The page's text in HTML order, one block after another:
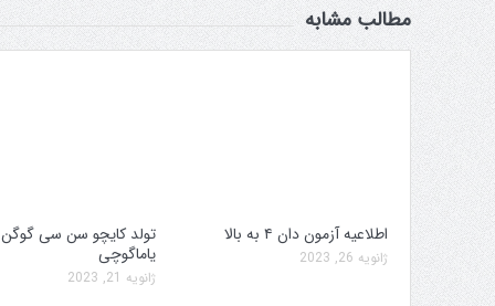
مطالب مشابه
اطلاعیه آزمون دان ۴ به بالا
ژانویه 26, 2023
تولد کایچو سن سی گوگن
یاماگوچی
ژانویه 21, 2023
افزایش جوایز قهرمانی کمیته برگزاری جام پارس